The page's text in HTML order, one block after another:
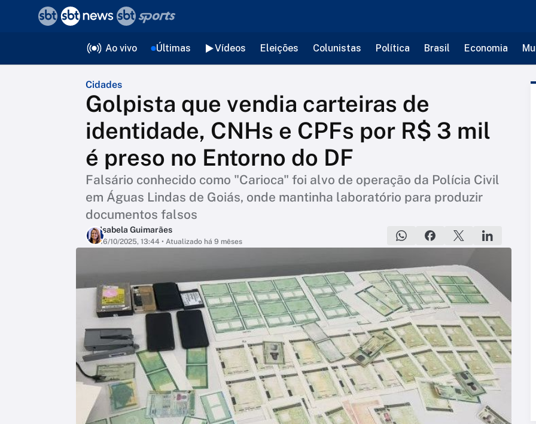
Ao vivo Últimas Vídeos Eleições Colunistas Política Brasil Economia
Cidades
Golpista que vendia carteiras de
identidade, CNHs e CPFs por R$ 3 mil
é preso no Entorno do DF
Falsário conhecido como "Carioca" foi alvo de operação da Polícia Civil
em Águas Lindas de Goiás, onde mantinha laboratório para produzir
documentos falsos
Isabela Guimarães
16/10/2025, 13:44 • Atualizado há 9 mêses
voltar
Editorias